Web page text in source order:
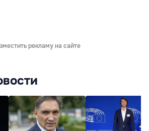
рекламу на сайте